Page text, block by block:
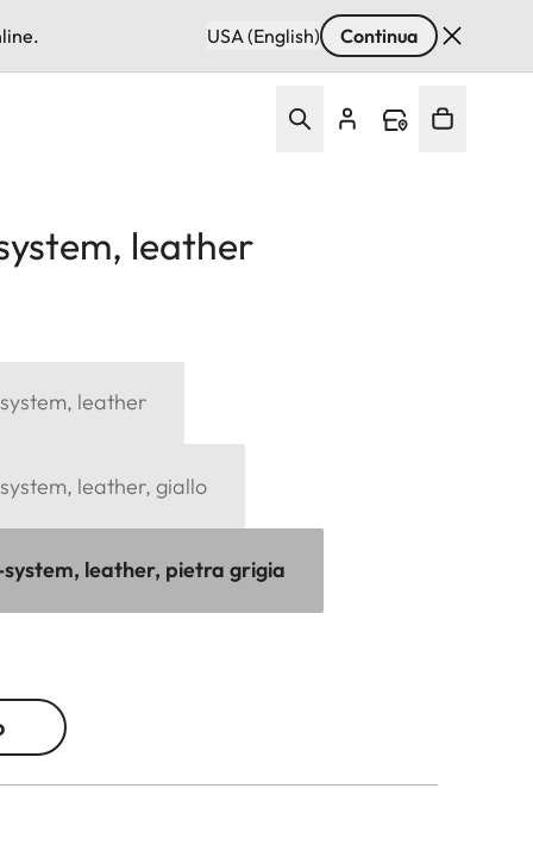
USA (English) Continua
leather
leather
leather, giallo
leather, pietra grigia